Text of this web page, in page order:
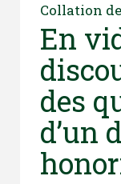
Collation
En
des
d’un